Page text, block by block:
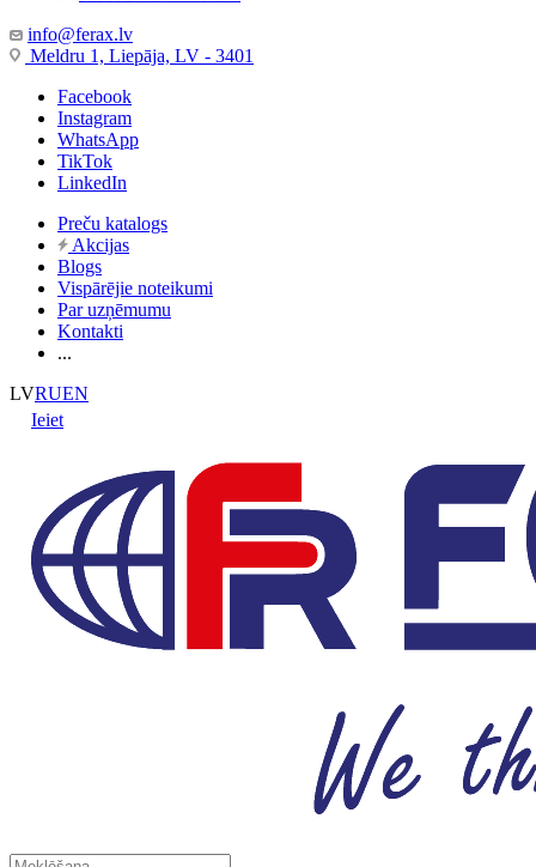
info@ferax.lv
Meldru 1, Liepāja, LV - 3401
Facebook
Instagram
WhatsApp
TikTok
LinkedIn
Preču katalogs
Akcijas
Blogs
Vispārējie noteikumi
Par uzņēmumu
Kontakti
...
LVRUEN
Ieiet